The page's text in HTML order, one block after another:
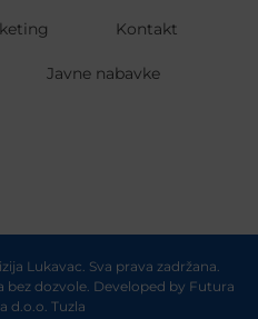
Kontakt
Javne nabavke
Lukavac. Sva prava zadržana.
bez dozvole. Developed by Futura
d.o.o. Tuzla